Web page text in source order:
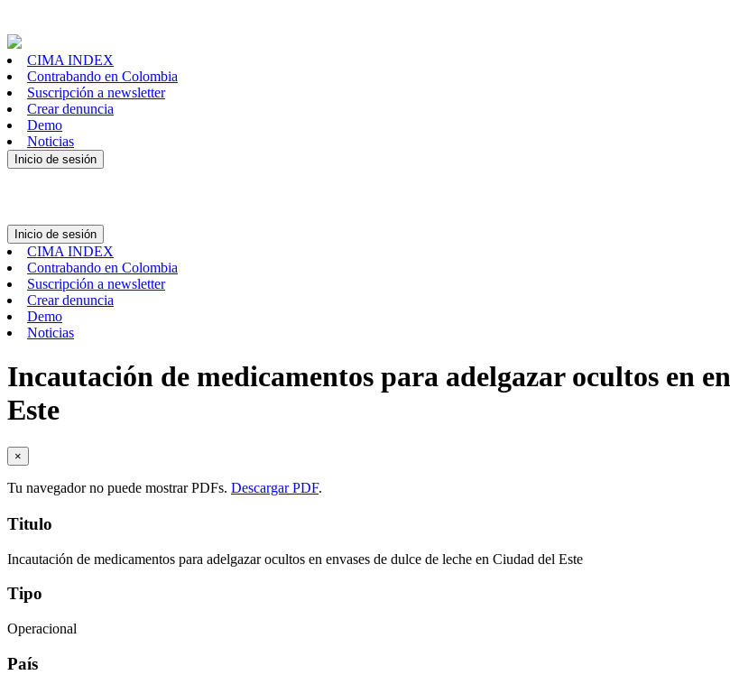
CIMA INDEX
Contrabando en Colombia
Suscripción a newsletter
Crear denuncia
Demo
Noticias
Inicio de sesión
Inicio de sesión
CIMA INDEX
Contrabando en Colombia
Suscripción a newsletter
Crear denuncia
Demo
Noticias
Incautación de medicamentos para adelgazar ocultos en
Este
×
Tu navegador no puede mostrar PDFs. Descargar PDF.
Titulo
Incautación de medicamentos para adelgazar ocultos en envases de dulce de leche en Ciudad del Este
Tipo
Operacional
País